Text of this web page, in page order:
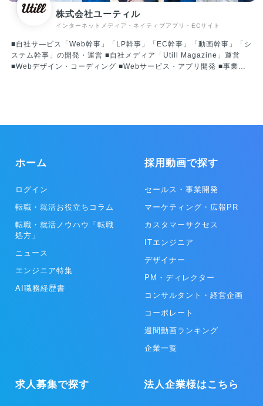
の運用代行や、自社HP（ホームページ）の作成、PMSやGDSなどの
選定アドバイスや連携のためのAPI開発などの支援サービスを行って
います。 ホテルや旅館、ゲストハウスなど約300施設の契約実績があ
ています。 ◎アウトソーシング事業 アウトソーシング事業は、主に
サービス業クライアントの一部業務を当社が請負い遂行するサービス
です。クライアント、ベトナムのグループ会社、当社の3者で一つの
り組みを行っています。 ◎プロダクト事業 プロダクト事業は、クラ
を展開しています。UI/UXが優れたデザインを重視し、高い価値を実
い、クライアントの新規獲得コストの削減や事業安定化に貢献してい
ます。
株式会社ユーティル
インターネットメディア・ネイティブアプリ・ECサイト
■自社サ―ビス「Web幹事」「LP幹事」「EC幹事」「動画幹事」「シ
ステム幹事」の開発・運営 ■自社メディア「Utill Magazine」運営
■Webデザイン・コーディング ■Webサービス・アプリ開発 ■事業支
ホーム
ログイン
転職・就活お役立ちコラム
転職・就活ノウハウ「転職
処方」
ニュース
エンジニア特集
AI職務経歴書
採用動画で探す
セールス・事業開発
マーケティング・広報PR
カスタマーサクセス
ITエンジニア
デザイナー
PM・ディレクター
コンサルタント・経営企画
コーポレート
週間動画ランキング
企業一覧
求人募集で探す 法人企業様はこちら